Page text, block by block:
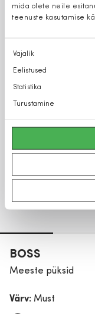
mida olete neile
teenuste kasutamise
Nõusoleku
valik
Vajalik
Eelistused
Statistika
Turustamine
BOSS
Meeste püksid
Värv: Must